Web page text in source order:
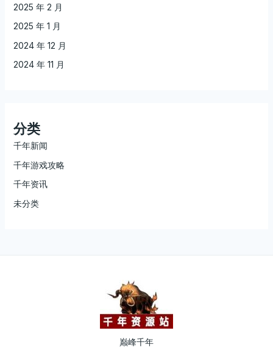
2025 年 2 月
2025 年 1 月
2024 年 12 月
2024 年 11 月
分类
千年新闻
千年游戏攻略
千年资讯
未分类
巅峰千年